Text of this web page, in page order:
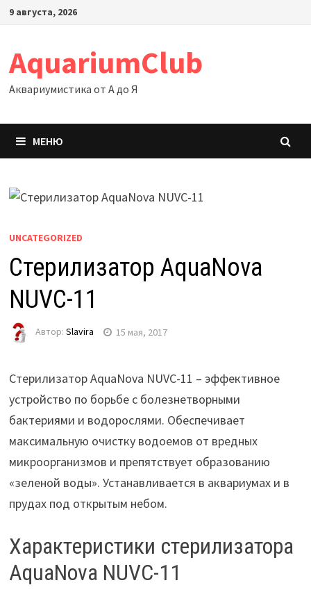
Перейти
9 августа, 2026
AquariumClub
Аквариумистика от А до Я
МЕНЮ
UNCATEGORIZED
Стерилизатор AquaNova
NUVC-11
Автор: Slavira 15 мая, 2017
Стерилизатор AquaNova NUVC-11 – эффективное
устройство по борьбе с болезнетворными
бактериями и водорослями. Обеспечивает
максимальную очистку водоемов от вредных
микроорганизмов и препятствует образованию
«зеленой воды». Устанавливается в аквариумах и в
прудах под открытым небом.
Характеристики стерилизатора
AquaNova NUVC-11